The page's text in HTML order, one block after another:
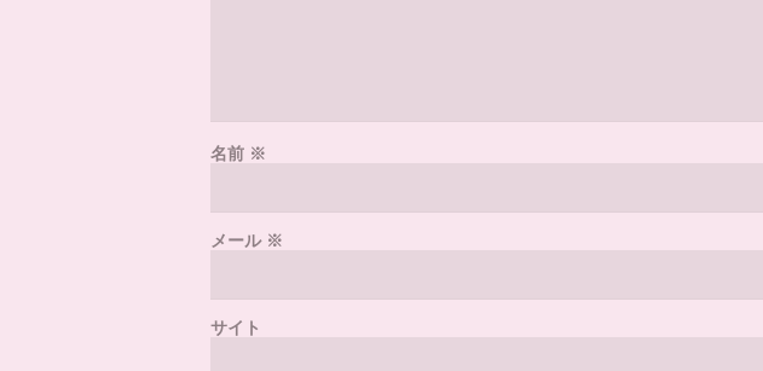
名前 ※
メール※
サイト